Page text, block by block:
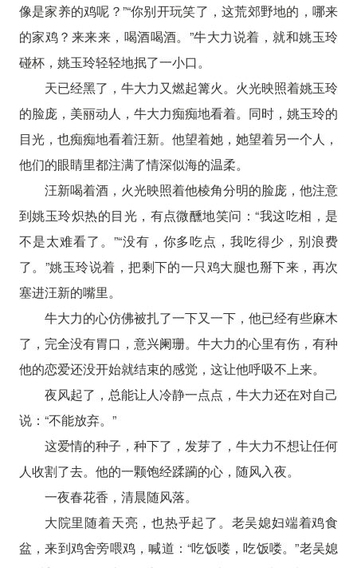
像是家养的鸡呢？”“你别开玩笑了，这荒郊野地的，哪来
的家鸡？来来来，喝酒喝酒。”牛大力说着，就和姚玉玲
碰杯，姚玉玲轻轻地抿了一小口。
天已经黑了，牛大力又燃起篝火。火光映照着姚玉玲
的脸庞，美丽动人，牛大力痴痴地看着。同时，姚玉玲的
目光，也痴痴地看着汪新。他望着她，她望着另一个人，
他们的眼睛里都注满了情深似海的温柔。
汪新喝着酒，火光映照着他棱角分明的脸庞，他注意
到姚玉玲炽热的目光，有点微醺地笑问：“我这吃相，是
不是太难看了。”“没有，你多吃点，我吃得少，别浪费
了。”姚玉玲说着，把剩下的一只鸡大腿也掰下来，再次
塞进汪新的嘴里。
牛大力的心仿佛被扎了一下又一下，他已经有些麻木
了，完全没有胃口，意兴阑珊。牛大力的心里有伤，有种
他的恋爱还没开始就结束的感觉，这让他呼吸不上来。
夜风起了，总能让人冷静一点点，牛大力还在对自己
说：“不能放弃。”
这爱情的种子，种下了，发芽了，牛大力不想让任何
人收割了去。他的一颗饱经蹂躏的心，随风入夜。
一夜春花香，清晨随风落。
大院里随着天亮，也热乎起了。老吴媳妇端着鸡食
盆，来到鸡舍旁喂鸡，喊道：“吃饭喽，吃饭喽。”老吴媳